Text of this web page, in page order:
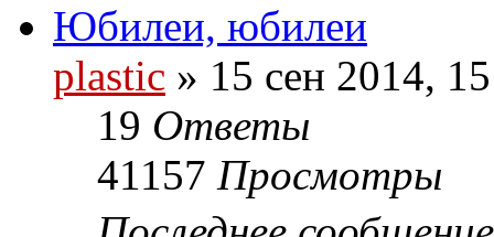
Юбилеи, юбилеи
plastic » 15 сен 2014,
19 Ответы
41157 Просмотры